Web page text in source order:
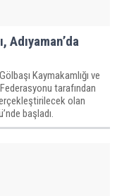
Kaymakamlığı ve
tarafından
olan
başladı.